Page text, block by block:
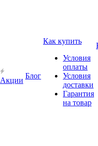
Акции
Блог
Как купить
Условия
оплаты
Условия
доставки
Гарантия
на товар